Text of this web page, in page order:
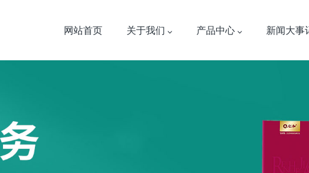
网站首页 关于我们 产品中心 新闻大